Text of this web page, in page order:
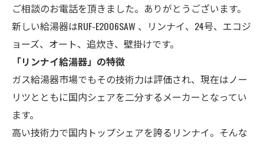
ご相談のお電話を頂きました。ありがとうございます。
新しい給湯器はRUF-E2006SAW 、リンナイ、24号、エコジ
ョーズ、オート、追炊き、壁掛けです。
「リンナイ給湯器」の特徴
ガス給湯器市場でもその技術力は評価され、現在はノー
リツとともに国内シェアを二分するメーカーとなってい
ます。
高い技術力で国内トップシェアを誇るリンナイ。そんな